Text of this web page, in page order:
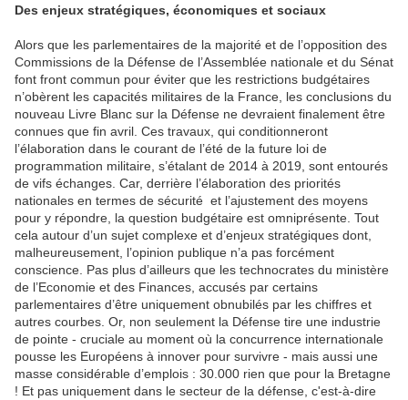
Des enjeux stratégiques, économiques et sociaux
Alors que les parlementaires de la majorité et de l’opposition des
Commissions de la Défense de l’Assemblée nationale et du Sénat
font front commun pour éviter que les restrictions budgétaires
n’obèrent les capacités militaires de la France, les conclusions du
nouveau Livre Blanc sur la Défense ne devraient finalement être
connues que fin avril. Ces travaux, qui conditionneront
l’élaboration dans le courant de l’été de la future loi de
programmation militaire, s’étalant de 2014 à 2019, sont entourés
de vifs échanges. Car, derrière l’élaboration des priorités
nationales en termes de sécurité et l’ajustement des moyens
pour y répondre, la question budgétaire est omniprésente. Tout
cela autour d’un sujet complexe et d’enjeux stratégiques dont,
malheureusement, l’opinion publique n’a pas forcément
conscience. Pas plus d’ailleurs que les technocrates du ministère
de l’Economie et des Finances, accusés par certains
parlementaires d’être uniquement obnubilés par les chiffres et
autres courbes. Or, non seulement la Défense tire une industrie
de pointe - cruciale au moment où la concurrence internationale
pousse les Européens à innover pour survivre - mais aussi une
masse considérable d’emplois : 30.000 rien que pour la Bretagne
! Et pas uniquement dans le secteur de la défense, c'est-à-dire